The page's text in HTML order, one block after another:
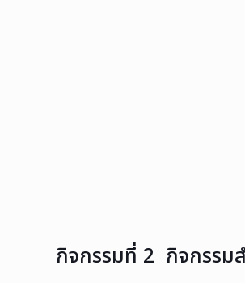
กิจกรรมที่ 2 กิจกรรม